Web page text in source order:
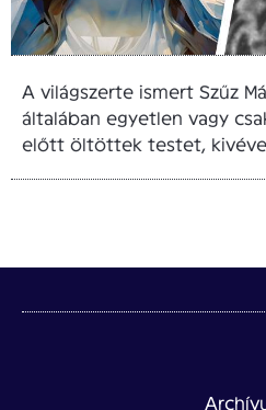
A világszerte ismert Szűz
általában egyetlen vagy
előtt öltöttek testet, kivéve